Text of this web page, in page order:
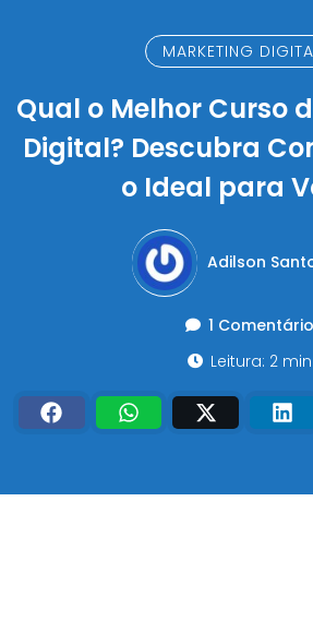
MARKETING
Qual o Melhor Curso
Digital? Descubra
o Ideal para
Adilson
1 Comentário
Leitura: 2 min